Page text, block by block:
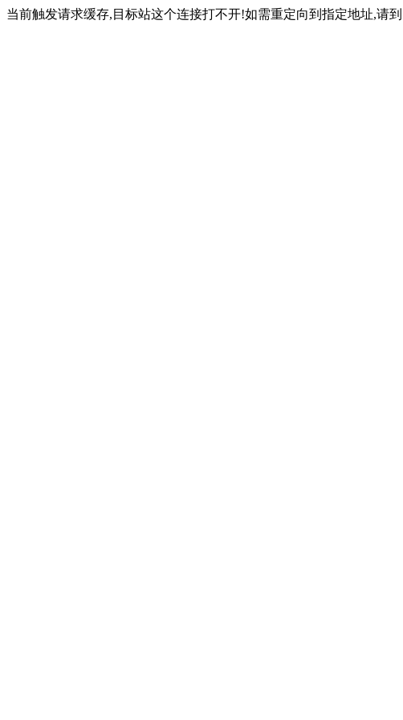
当前触发请求缓存,目标站这个连接打不开!如需重定向到指定地址,请